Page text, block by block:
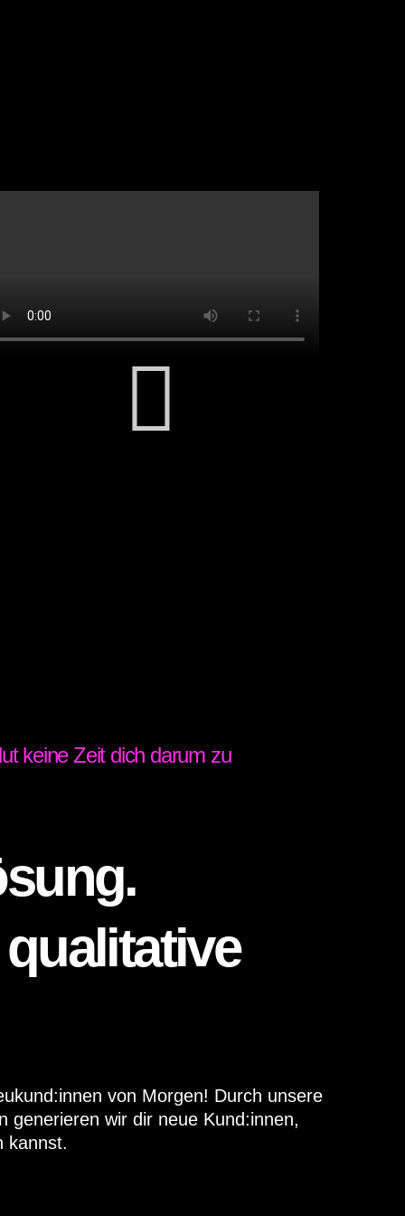
keine Zeit dich darum zu
von Morgen! Durch unsere
generieren wir dir neue Kund:innen,
kannst.